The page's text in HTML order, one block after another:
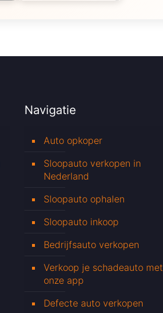
Navigatie
Auto opkoper
Sloopauto verkopen in
Nederland
Sloopauto ophalen
Sloopauto inkoop
Bedrijfsauto verkopen
Verkoop je schadeauto met
onze app
Defecte auto verkopen